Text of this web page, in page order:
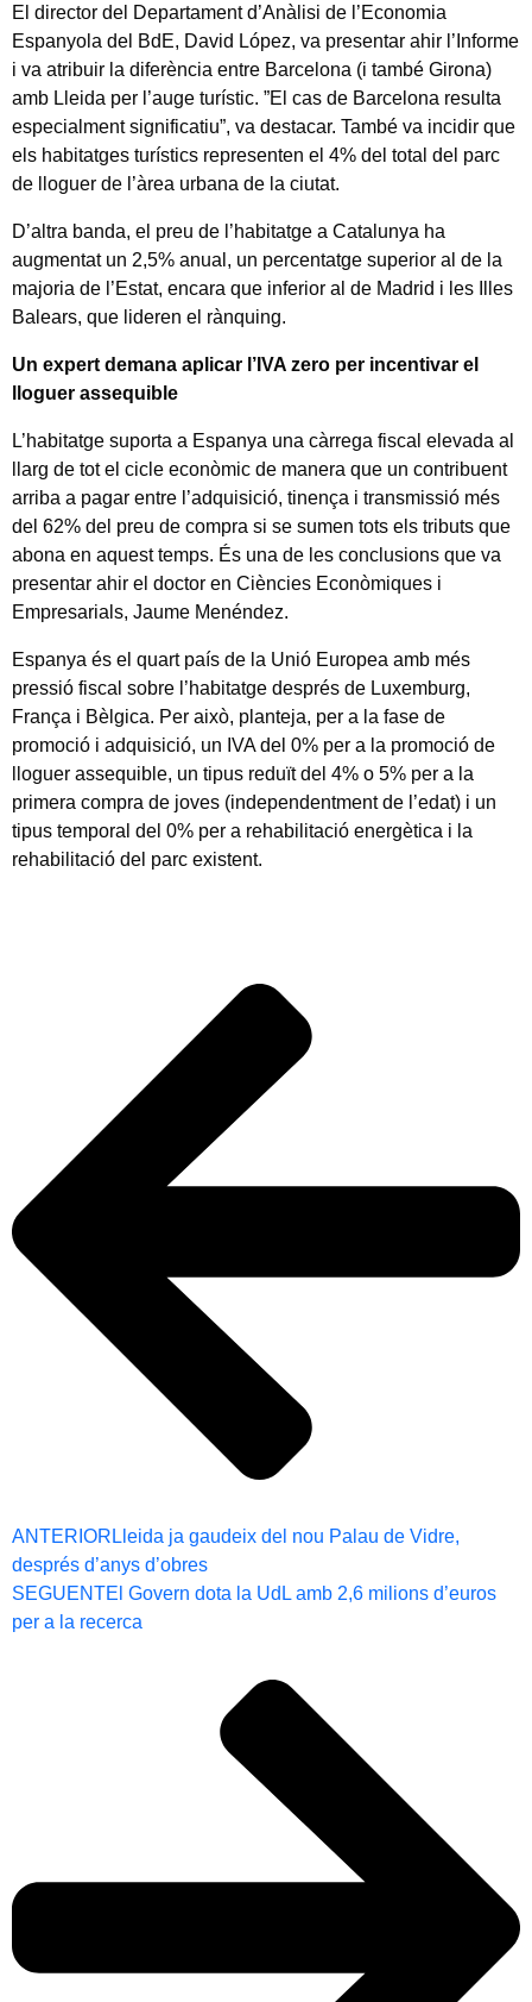
El director del Departament d’Anàlisi de l’Economia
Espanyola del BdE, David López, va presentar ahir l’Informe
i va atribuir la diferència entre Barcelona (i també Girona)
amb Lleida per l’auge turístic. ”El cas de Barcelona resulta
especialment significatiu”, va destacar. També va incidir que
els habitatges turístics representen el 4% del total del parc
de lloguer de l’àrea urbana de la ciutat.
D’altra banda, el preu de l’habitatge a Catalunya ha
augmentat un 2,5% anual, un percentatge superior al de la
majoria de l’Estat, encara que inferior al de Madrid i les Illes
Balears, que lideren el rànquing.
Un expert demana aplicar l’IVA zero per incentivar el
lloguer assequible
L’habitatge suporta a Espanya una càrrega fiscal elevada al
llarg de tot el cicle econòmic de manera que un contribuent
arriba a pagar entre l’adquisició, tinença i transmissió més
del 62% del preu de compra si se sumen tots els tributs que
abona en aquest temps. És una de les conclusions que va
presentar ahir el doctor en Ciències Econòmiques i
Empresarials, Jaume Menéndez.
Espanya és el quart país de la Unió Europea amb més
pressió fiscal sobre l’habitatge després de Luxemburg,
França i Bèlgica. Per això, planteja, per a la fase de
promoció i adquisició, un IVA del 0% per a la promoció de
lloguer assequible, un tipus reduït del 4% o 5% per a la
primera compra de joves (independentment de l’edat) i un
tipus temporal del 0% per a rehabilitació energètica i la
rehabilitació del parc existent.
ANTERIOR Lleida ja gaudeix del nou Palau de Vidre,
després d’anys d’obres
SEGUENTEl Govern dota la UdL amb 2,6 milions d’euros
per a la recerca